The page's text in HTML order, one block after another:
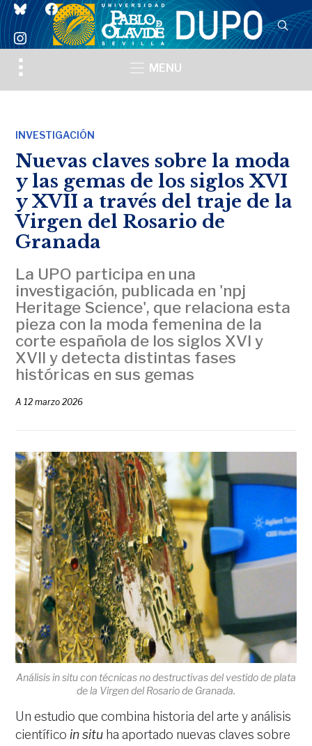
blueskyfacebook
instagram
Toggle
sidebar
MENU
INVESTIGACIÓN
Nuevas claves sobre la moda
y las gemas de los siglos XVI
y XVII a través del traje de la
Virgen del Rosario de
Granada
La UPO participa en una
investigación, publicada en 'npj
Heritage Science', que relaciona esta
pieza con la moda femenina de la
corte española de los siglos XVI y
XVII y detecta distintas fases
históricas en sus gemas
A12 marzo 2026
Análisis in situ con técnicas no destructivas del vestido de plata
de la Virgen del Rosario de Granada.
Un estudio que combina historia del arte y análisis
científicoin situ ha aportado nuevas claves sobre